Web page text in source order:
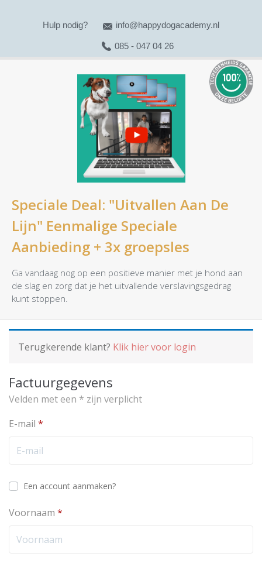
Hulp nodig? info@happydogacademy.nl
085 - 047 04 26
Speciale Deal: "Uitvallen Aan De
Lijn" Eenmalige Speciale
Aanbieding + 3x groepsles
Ga vandaag nog op een positieve manier met je hond aan
de slag en zorg dat je het uitvallende verslavingsgedrag
kunt stoppen.
Terugkerende klant? Klik hier voor login
Factuurgegevens
Velden met een * zijn verplicht
E-mail *
Een account aanmaken?
Voornaam *